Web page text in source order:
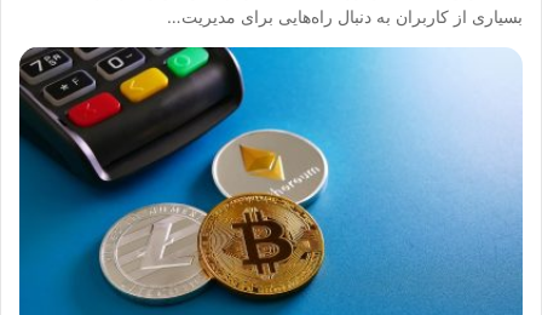
بسیاری از کاربران به دنبال راه‌هایی برای مدیریت…